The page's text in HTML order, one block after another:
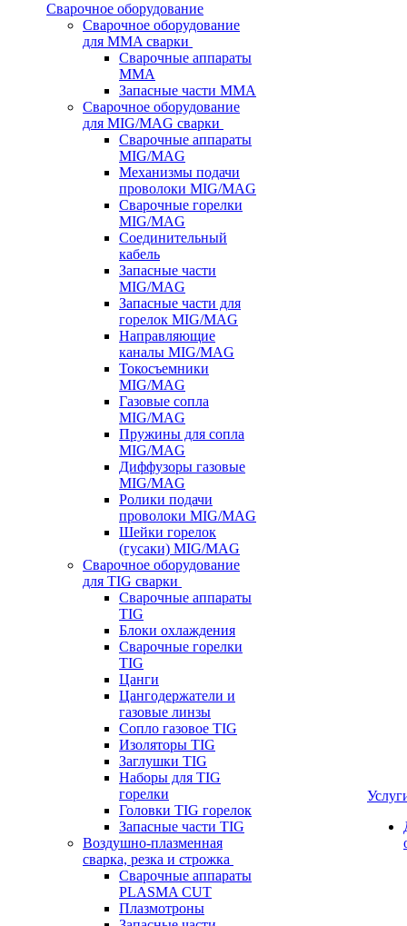
Сварочное оборудование
Сварочное оборудование
для MMA сварки
Сварочные аппараты
MMA
Запасные части MMA
Сварочное оборудование
для MIG/MAG сварки
Сварочные аппараты
MIG/MAG
Механизмы подачи
проволоки MIG/MAG
Сварочные горелки
MIG/MAG
Соединительный
кабель
Запасные части
MIG/MAG
Запасные части для
горелок MIG/MAG
Направляющие
каналы MIG/MAG
Токосъемники
MIG/MAG
Газовые сопла
MIG/MAG
Пружины для сопла
MIG/MAG
Диффузоры газовые
MIG/MAG
Ролики подачи
проволоки MIG/MAG
Шейки горелок
(гусаки) MIG/MAG
Сварочное оборудование
для TIG сварки
Сварочные аппараты
TIG
Блоки охлаждения
Сварочные горелки
TIG
Цанги
Цангодержатели и
газовые линзы
Сопло газовое TIG
Изоляторы TIG
Заглушки TIG
Наборы для TIG
горелки
Головки TIG горелок
Запасные части TIG
Воздушно-плазменная
сварка, резка и строжка
Сварочные аппараты
PLASMA CUT
Плазмотроны